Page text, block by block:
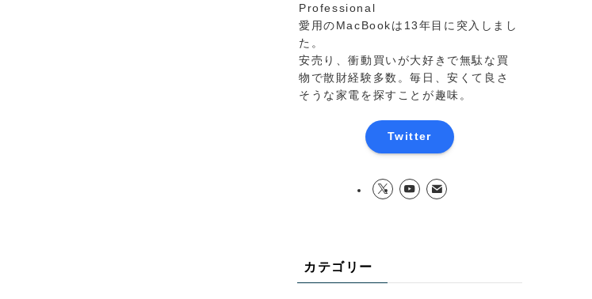
Professional
愛用のMacBookは13年目に突入しまし
た。
安売り、衝動買いが大好きで無駄な買
物で散財経験多数。毎日、安くて良さ
そうな家電を探すことが趣味。
Twitter
カテゴリー